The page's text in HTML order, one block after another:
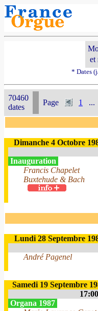
et
* Dates
70460
dates
Page 1 ...
Dimanche 4 Octobre
Inauguration
Francis Chapelet
Buxtehude & Bach
Lundi 28 Septembre
André Pagenel
Samedi 19 Septembre
17:00
Organa 1987